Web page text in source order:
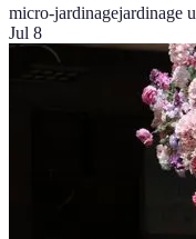
micro-jardinagejardinage
Jul 8